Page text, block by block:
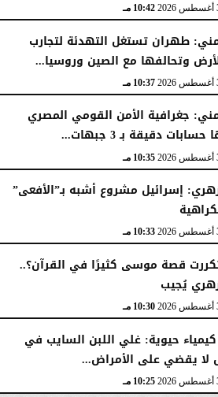
10:42 مـ
طهران تستغل التهدئة لتجارب
وتحالفها مع الصين وروسيا...
10:37 مـ
جغرافية الأمن القومي المصري
دقيقة بـ 3 جبهات...
10:35 مـ
إسرائيل مشروع أشبه بـ”الأفعى”
10:33 مـ
تكررت قصة موسى كثيرًا في القرآن؟..
يُجيب
10:30 مـ
حيوية: غلي اللبن السايب في
لا يقضي على الأمراض...
10:25 مـ